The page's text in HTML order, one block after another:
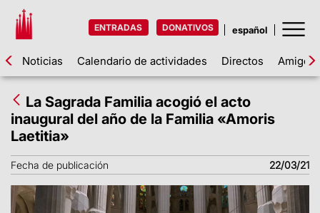
ENTRADAS DONATIVOS
Noticias Calendario de actividades Directos Amigos
La Sagrada Familia acogió el acto
inaugural del año de la Familia «Amoris
Laetitia»
Fecha de publicación 22/03/21